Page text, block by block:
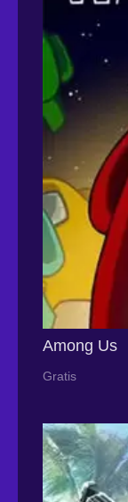
Among Us
Gratis